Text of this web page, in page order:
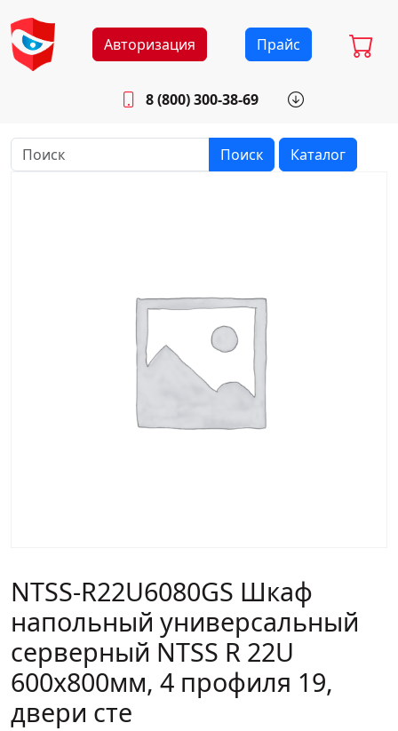
Авторизация Прайс
8 (800) 300-38-69
Будни: 8.30 - 17.00
Поиск Каталог
NTSS-R22U6080GS Шкаф
напольный универсальный
серверный NTSS R 22U
600х800мм, 4 профиля 19,
двери сте